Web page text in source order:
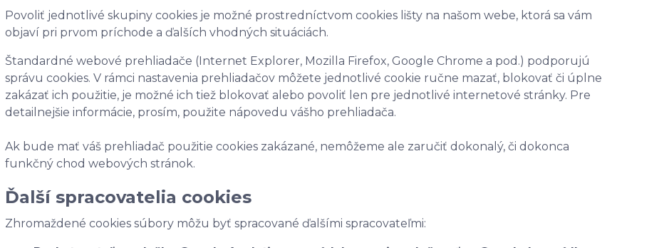
Povoliť jednotlivé skupiny cookies je možné prostredníctvom cookies lišty na našom webe, ktorá sa vám
objaví pri prvom príchode a ďalších vhodných situáciách.
Štandardné webové prehliadače (Internet Explorer, Mozilla Firefox, Google Chrome a pod.) podporujú
správu cookies. V rámci nastavenia prehliadačov môžete jednotlivé cookie ručne mazať, blokovať či úplne
zakázať ich použitie, je možné ich tiež blokovať alebo povoliť len pre jednotlivé internetové stránky. Pre
detailnejšie informácie, prosím, použite nápovedu vášho prehliadača.
Ak bude mať váš prehliadač použitie cookies zakázané, nemôžeme ale zaručiť dokonalý, či dokonca
funkčný chod webových stránok.
Ďalší spracovatelia cookies
Zhromaždené cookies súbory môžu byť spracované ďalšími spracovateľmi: